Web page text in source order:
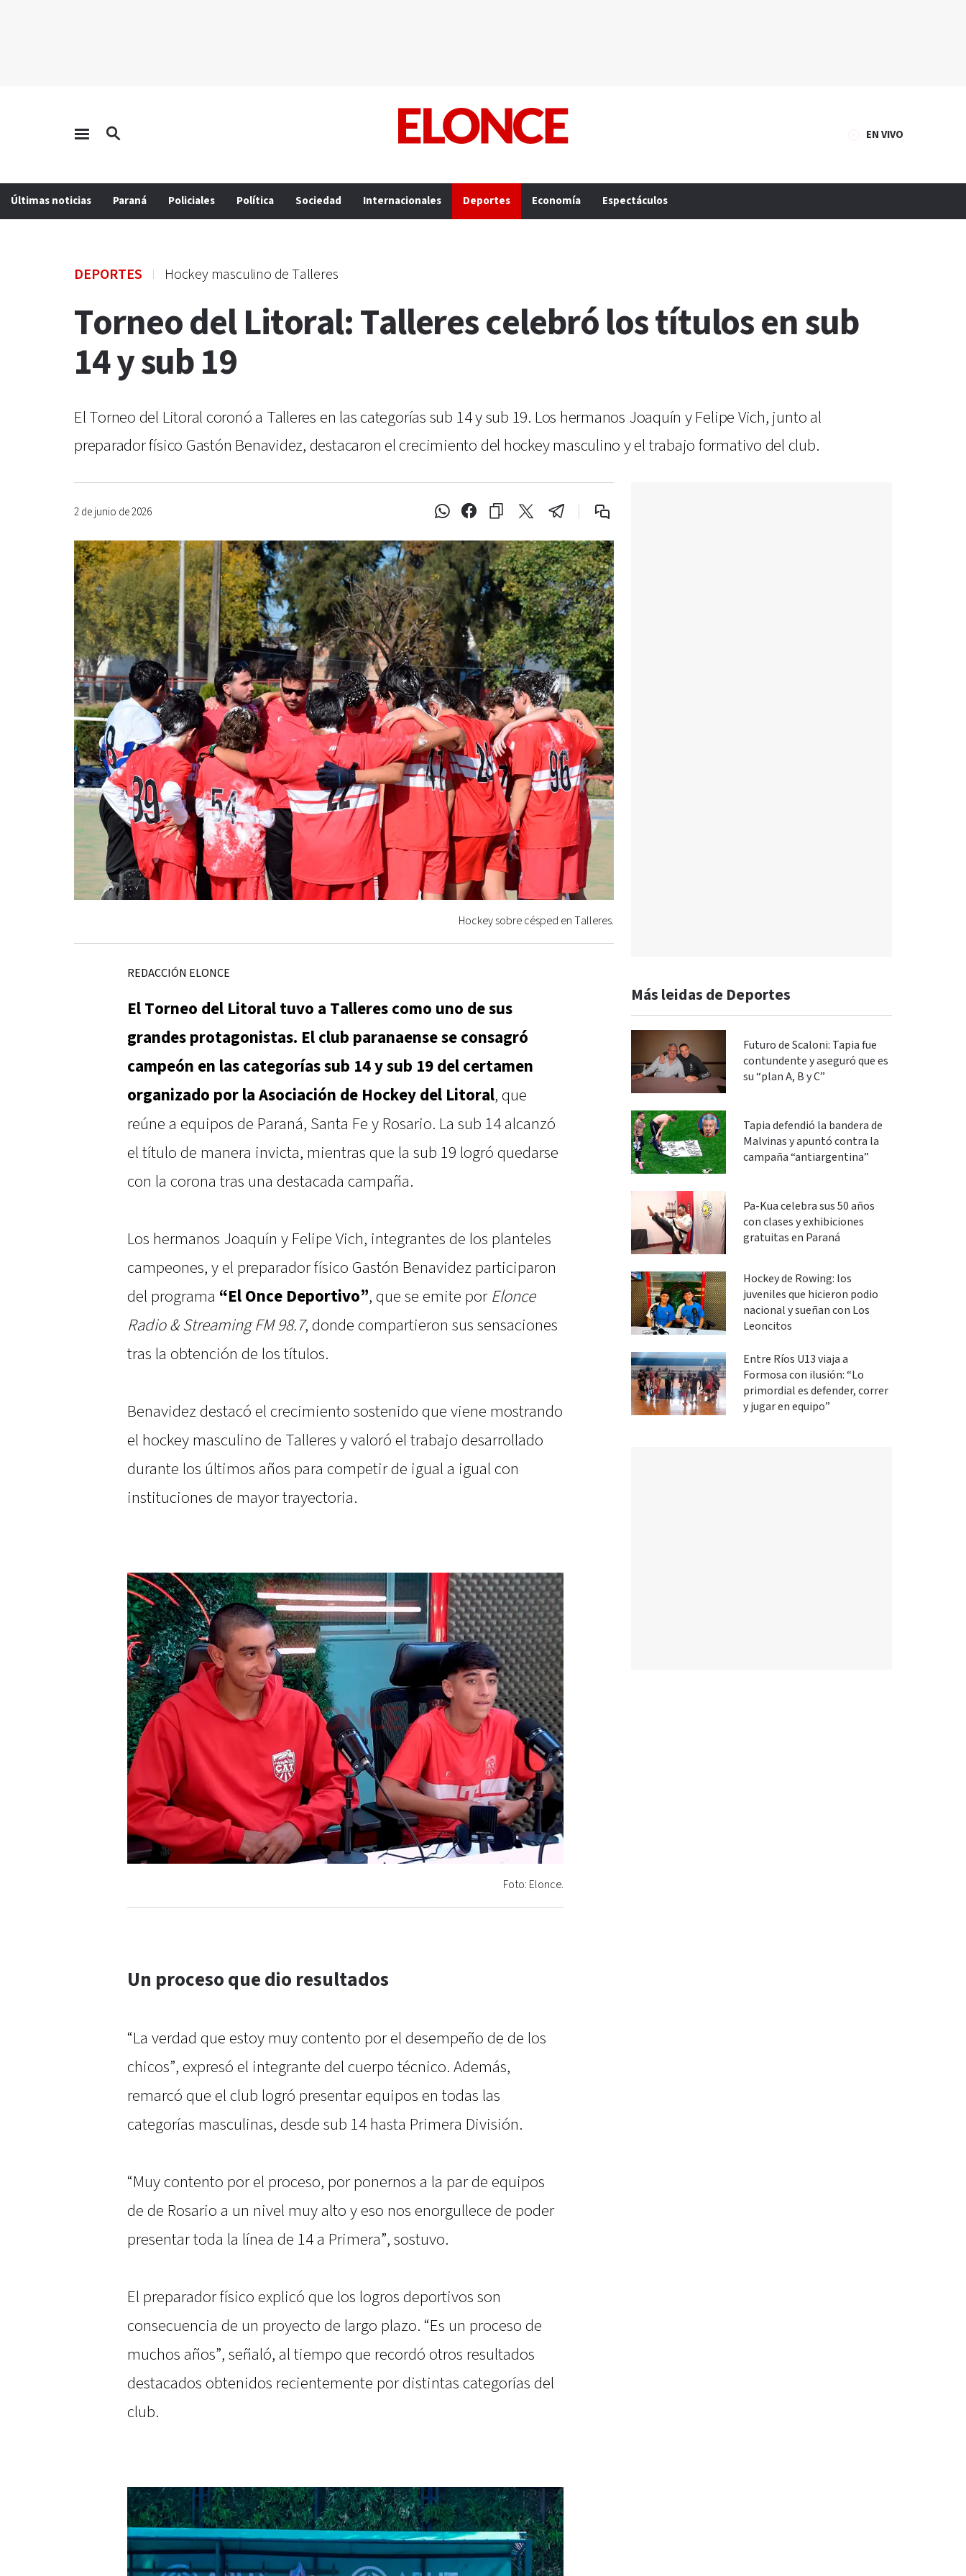
EN VIVO
Últimas noticias Paraná Policiales Política Sociedad Internacionales Deportes Economía Espectáculos
DEPORTES Hockey masculino de Talleres
Torneo del Litoral: Talleres celebró los títulos en sub
14 y sub 19
El Torneo del Litoral coronó a Talleres en las categorías sub 14 y sub 19. Los hermanos Joaquín y Felipe Vich, junto al
preparador físico Gastón Benavidez, destacaron el crecimiento del hockey masculino y el trabajo formativo del club.
2 de junio de 2026
Hockey sobre césped en Talleres.
REDACCIÓN ELONCE
El Torneo del Litoral tuvo a Talleres como uno de sus
grandes protagonistas. El club paranaense se consagró
campeón en las categorías sub 14 y sub 19 del certamen
organizado por la Asociación de Hockey del Litoral, que
reúne a equipos de Paraná, Santa Fe y Rosario. La sub 14 alcanzó
el título de manera invicta, mientras que la sub 19 logró quedarse
con la corona tras una destacada campaña.
Los hermanos Joaquín y Felipe Vich, integrantes de los planteles
campeones, y el preparador físico Gastón Benavidez participaron
del programa “El Once Deportivo”, que se emite por Elonce
Radio & Streaming FM 98.7, donde compartieron sus sensaciones
tras la obtención de los títulos.
Benavidez destacó el crecimiento sostenido que viene mostrando
el hockey masculino de Talleres y valoró el trabajo desarrollado
durante los últimos años para competir de igual a igual con
instituciones de mayor trayectoria.
Foto: Elonce.
Un proceso que dio resultados
“La verdad que estoy muy contento por el desempeño de de los
chicos”, expresó el integrante del cuerpo técnico. Además,
remarcó que el club logró presentar equipos en todas las
categorías masculinas, desde sub 14 hasta Primera División.
“Muy contento por el proceso, por ponernos a la par de equipos
de de Rosario a un nivel muy alto y eso nos enorgullece de poder
presentar toda la línea de 14 a Primera”, sostuvo.
El preparador físico explicó que los logros deportivos son
consecuencia de un proyecto de largo plazo. “Es un proceso de
muchos años”, señaló, al tiempo que recordó otros resultados
destacados obtenidos recientemente por distintas categorías del
club.
Más leidas de Deportes
Futuro de Scaloni: Tapia fue
contundente y aseguró que es
su “plan A, B y C”
Tapia defendió la bandera de
Malvinas y apuntó contra la
campaña “antiargentina”
Pa-Kua celebra sus 50 años
con clases y exhibiciones
gratuitas en Paraná
Hockey de Rowing: los
juveniles que hicieron podio
nacional y sueñan con Los
Leoncitos
Entre Ríos U13 viaja a
Formosa con ilusión: “Lo
primordial es defender, correr
y jugar en equipo”